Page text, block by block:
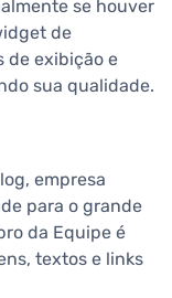
se houver
de
de exibição e
sua qualidade.
empresa
para o grande
da Equipe é
textos e links